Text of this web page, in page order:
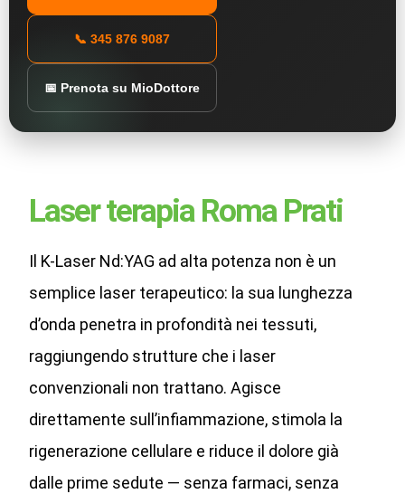
📞 345 876 9087
📅 Prenota su MioDottore
Laser terapia Roma Prati
Il K-Laser Nd:YAG ad alta potenza non è un
semplice laser terapeutico: la sua lunghezza
d’onda penetra in profondità nei tessuti,
raggiungendo strutture che i laser
convenzionali non trattano. Agisce
direttamente sull’infiammazione, stimola la
rigenerazione cellulare e riduce il dolore già
dalle prime sedute — senza farmaci, senza